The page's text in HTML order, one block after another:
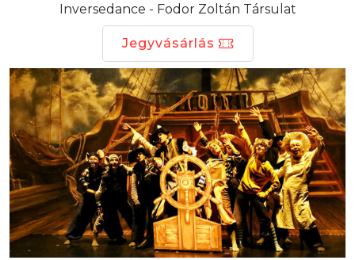
Inversedance - Fodor Zoltán Társulat
Jegyvásárlás